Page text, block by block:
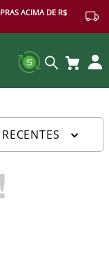
ACIMA DE R$